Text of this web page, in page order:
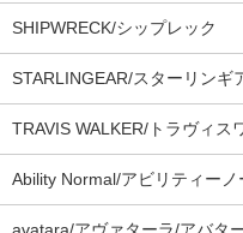
SHIPWRECK/シップレック
STARLINGEAR/スターリンギ
TRAVIS WALKER/トラヴィス
Ability Normal/アビリティーノ